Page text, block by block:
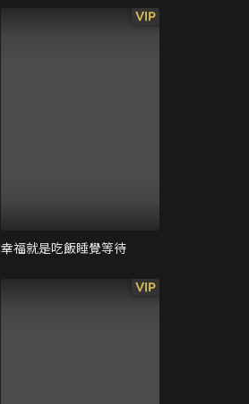
VIP
幸福就是吃飯睡覺等待
VIP